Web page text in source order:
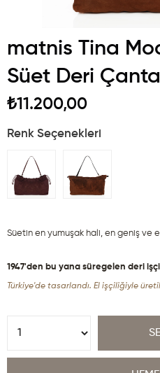
matnis Tina
Süet Deri Çanta
₺11.200,00
Renk Seçenekleri
Süetin en yumuşak hali, en geniş ve
1947'den bu yana süregelen deri
Türkiye'de tasarlandı. El işçiliğiyle